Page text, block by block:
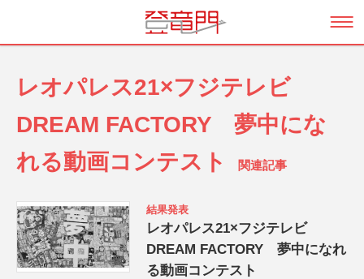
レオパレス21×フジテレビ
DREAM FACTORY 夢中にな
れる動画コンテスト
関連記事
結果発表
レオパレス21×フジテレビ
DREAM FACTORY 夢中になれ
る動画コンテスト